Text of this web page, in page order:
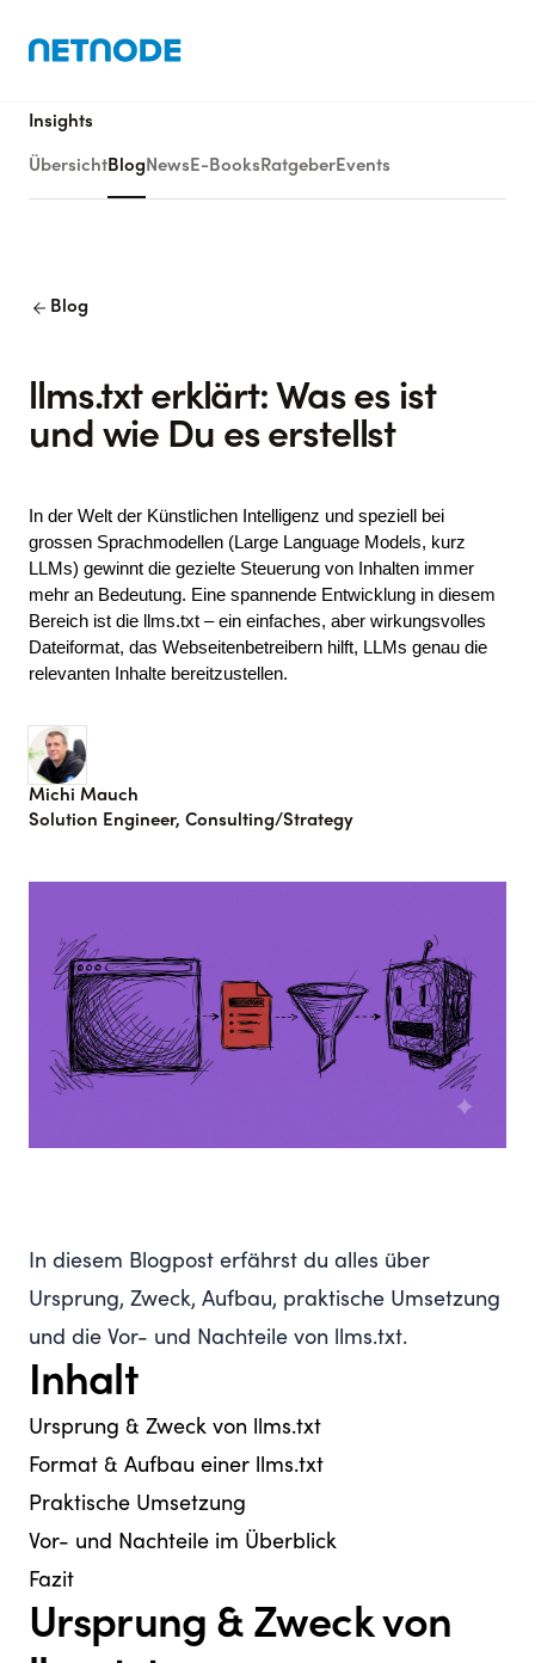
Insights
Übersicht Blog News E-Books Ratgeber Events
arrow_back Blog
llms.txt erklärt: Was es ist
und wie Du es erstellst
In der Welt der Künstlichen Intelligenz und speziell bei
grossen Sprachmodellen (Large Language Models, kurz
LLMs) gewinnt die gezielte Steuerung von Inhalten immer
mehr an Bedeutung. Eine spannende Entwicklung in diesem
Bereich ist die llms.txt – ein einfaches, aber wirkungsvolles
Dateiformat, das Webseitenbetreibern hilft, LLMs genau die
relevanten Inhalte bereitzustellen.
Michi Mauch
Solution Engineer, Consulting/Strategy
In diesem Blogpost erfährst du alles über
Ursprung, Zweck, Aufbau, praktische Umsetzung
und die Vor- und Nachteile von llms.txt.
Inhalt
Ursprung & Zweck von llms.txt
Format & Aufbau einer llms.txt
Praktische Umsetzung
Vor- und Nachteile im Überblick
Fazit
Ursprung & Zweck von